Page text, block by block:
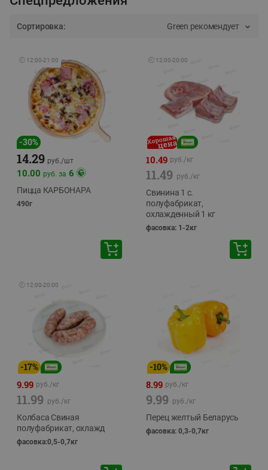
Сортировка: Green рекомендует
🕘 12:00-21:00
-30%
14.29 руб./шт
10.00 руб. за 6
Пицца КАРБОНАРА
490г
🕘 12:00-20:00
10.49 руб./кг
11.49 руб./кг
Свинина 1 с.
полуфабрикат,
охлажденный 1 кг
фасовка: 1-2кг
🕘 12:00-20:00
-17%
9.99 руб./кг
11.99 руб./кг
Колбаса Свиная
полуфабрикат, охлажд
фасовка:0,5-0,7кг
-10%
8.99 руб./кг
9.99 руб./кг
Перец желтый Беларусь
фасовка: 0,3-0,7кг